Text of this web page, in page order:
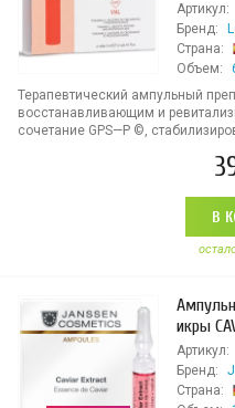
Артикул:
Бренд:
Страна:
Объем:
Терапевтический ампульный
восстанавливающим и
сочетание GPS—P ©,
В
икры
Артикул:
Бренд:
Страна: